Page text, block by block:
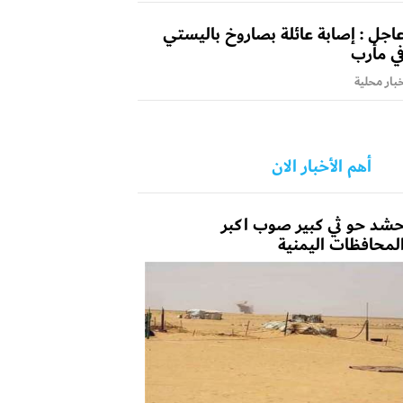
: إصابة عائلة بصاروخ باليستي
في مأرب
محلية
أهم الأخبار الان
حو ثي كبير صوب اكبر
المحافظات اليمنية